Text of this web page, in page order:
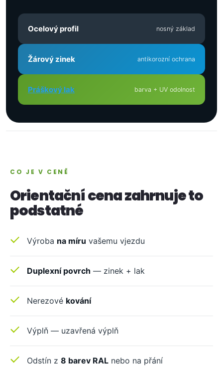
Ocelový profil nosný základ
Žárový zinek antikorozní ochrana
Práškový lak barva + UV odolnost
CO JE V CENĚ
Orientační cena zahrnuje to
podstatné
Výroba na míru vašemu vjezdu
Duplexní povrch — zinek + lak
Nerezové kování
Výplň — uzavřená výplň
Odstín z 8 barev RAL nebo na přání